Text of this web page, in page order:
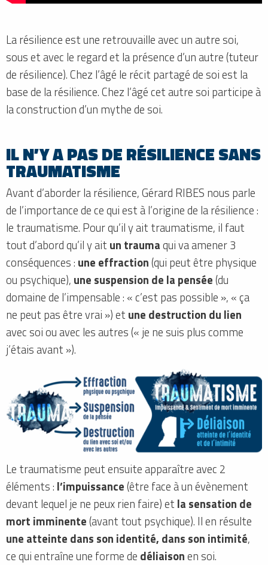
La résilience est une retrouvaille avec un autre soi,
sous et avec le regard et la présence d’un autre (tuteur
de résilience). Chez l’âgé le récit partagé de soi est la
base de la résilience. Chez l’âgé cet autre soi participe à
la construction d’un mythe de soi.
IL N’Y A PAS DE RÉSILIENCE SANS
TRAUMATISME
Avant d’aborder la résilience, Gérard RIBES nous parle
de l’importance de ce qui est à l’origine de la résilience :
le traumatisme. Pour qu’il y ait traumatisme, il faut
tout d’abord qu’il y ait un traumaqui va amener 3
conséquences : une effraction(qui peut être physique
ou psychique), une suspension de la pensée(du
domaine de l’impensable : « c’est pas possible », « ça
ne peut pas être vrai ») et une destruction du lien
avec soi ou avec les autres (« je ne suis plus comme
j’étais avant »).
Le traumatisme peut ensuite apparaître avec 2
éléments : l’impuissance(être face à un évènement
devant lequel je ne peux rien faire) et la sensation de
mort imminente(avant tout psychique). Il en résulte
une atteinte dans son identité, dans son intimité,
ce qui entraîne une forme de déliaisonen soi.